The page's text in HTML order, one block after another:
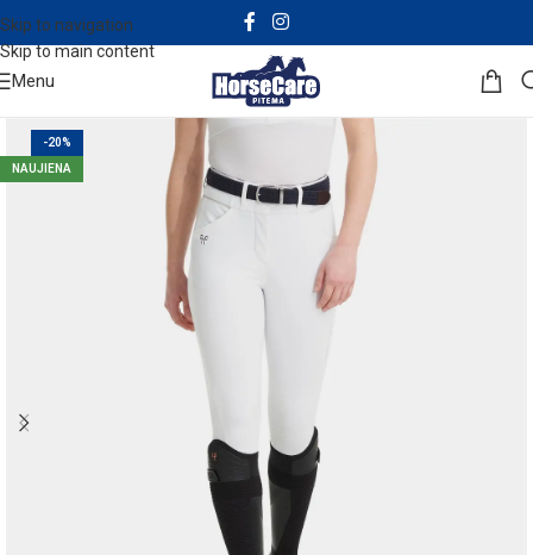
Skip to navigation
Skip to main content
Menu
-20%
NAUJIENA